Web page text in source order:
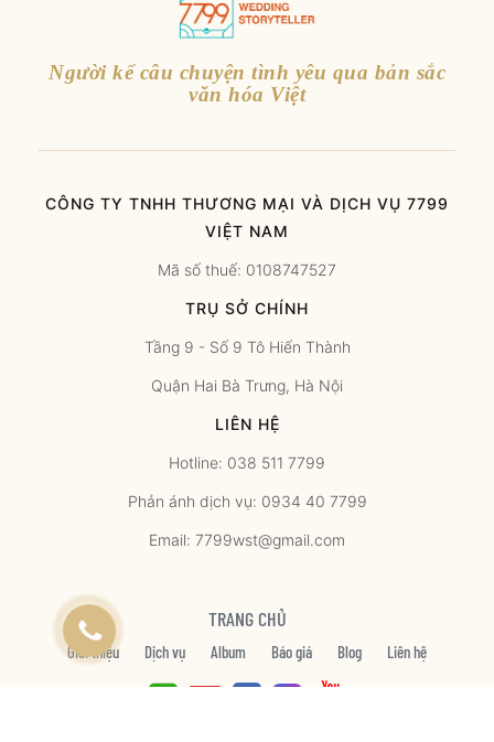
Người kể câu chuyện tình yêu qua bản sắc
văn hóa Việt
CÔNG TY TNHH THƯƠNG MẠI VÀ DỊCH VỤ 7799
VIỆT NAM
Mã số thuế: 0108747527
TRỤ SỞ CHÍNH
Tầng 9 - Số 9 Tô Hiến Thành
Quận Hai Bà Trưng, Hà Nội
LIÊN HỆ
Hotline: 038 511 7799
Phản ánh dịch vụ: 0934 40 7799
Email: 7799wst@gmail.com
TRANG CHỦ
Giới thiệu Dịch vụ Album Báo giá Blog Liên hệ